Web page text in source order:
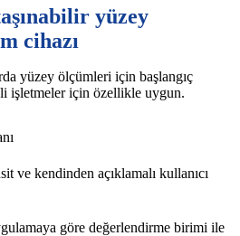
yüzey
cihazı
yüzey ölçümleri için başlangıç
işletmeler için özellikle uygun.
ve kendinden açıklamalı kullanıcı
göre değerlendirme birimi ile